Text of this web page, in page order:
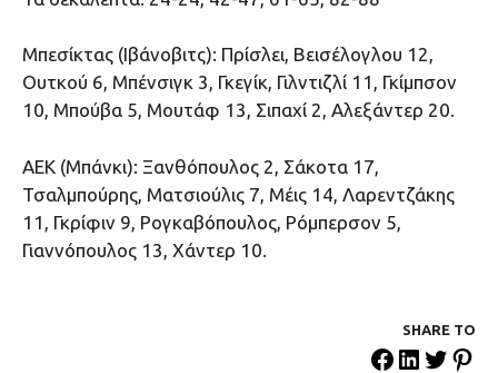
Μπεσίκτας (Ιβάνοβιτς): Πρίσλει, Βεισέλογλου 12,
Ουτκού 6, Μπένσιγκ 3, Γκεγίκ, Γιλντιζλί 11, Γκίμπσον
10, Μπούβα 5, Μουτάφ 13, Σιπαχί 2, Αλεξάντερ 20.
ΑΕΚ (Μπάνκι): Ξανθόπουλος 2, Σάκοτα 17,
Τσαλμπούρης, Ματσιούλις 7, Μέις 14, Λαρεντζάκης
11, Γκρίφιν 9, Ρογκαβόπουλος, Ρόμπερσον 5,
Γιαννόπουλος 13, Χάντερ 10.
SHARE ΤΟ